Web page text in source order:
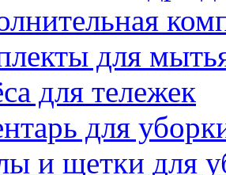
для
для тележек
для
и щетки для